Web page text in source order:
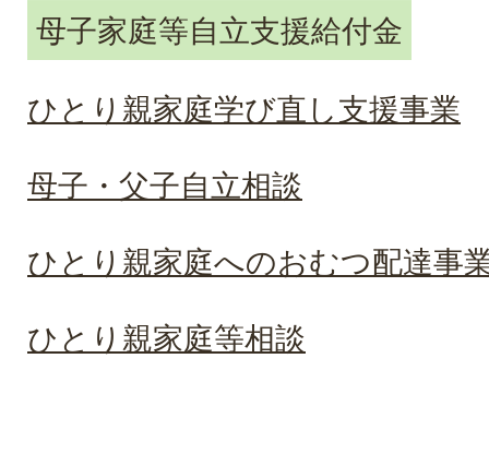
母子家庭等自立支援給付金
ひとり親家庭学び直し支援事業
母子・父子自立相談
ひとり親家庭へのおむつ配達事
ひとり親家庭等相談